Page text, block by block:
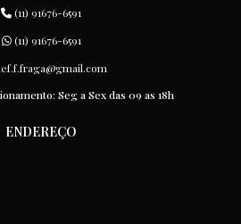
(11) 91676-6591
(11) 91676-6591
Seg a Sex das 09 as 18h
ENDEREÇO